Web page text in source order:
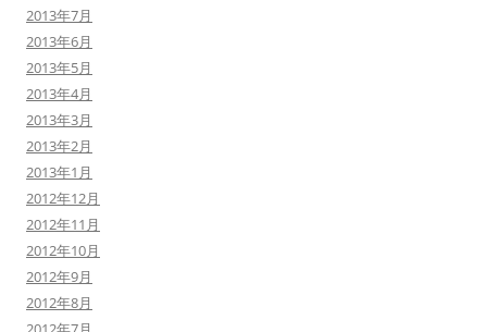
2013年7月
2013年6月
2013年5月
2013年4月
2013年3月
2013年2月
2013年1月
2012年12月
2012年11月
2012年10月
2012年9月
2012年8月